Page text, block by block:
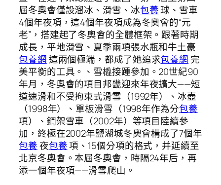
屆冬奧會僅設溜冰、滑雪、冰包養球、雪車
4個年夜項，這4個年夜項成為冬奧會的“元
老”，搭建起了冬奧會的全體框架。跟著時期
成長，平地滑雪、夏季兩項張水瓶和牛土豪
包養網這兩個極端，都成了她追求包養網 完
美平衡的工具。、雪橇接踵參加。20世紀90
年月，冬奧會的項目邦畿迎來年夜擴大——短
道速滑和不受拘束式滑雪（1992年）、冰壺
（1998年）、單板滑雪（1998年作為分包養
項）、鋼架雪車（2002年）等項目陸續參
加，終極在2002年鹽湖城冬奧會構成了7個年
包養夜包養項、15個分項的格式，并延續至
北京冬奧會。本屆冬奧會，時隔24年后，再
添一個年夜項——滑雪爬山。